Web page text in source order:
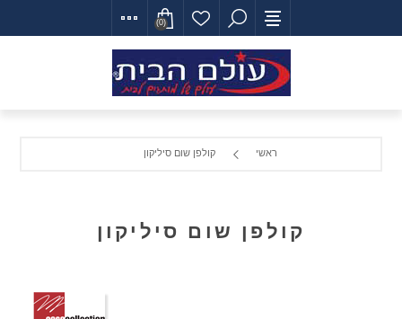
(0)
ראשי קולפן שום סיליקון
קולפן שום סיליקון